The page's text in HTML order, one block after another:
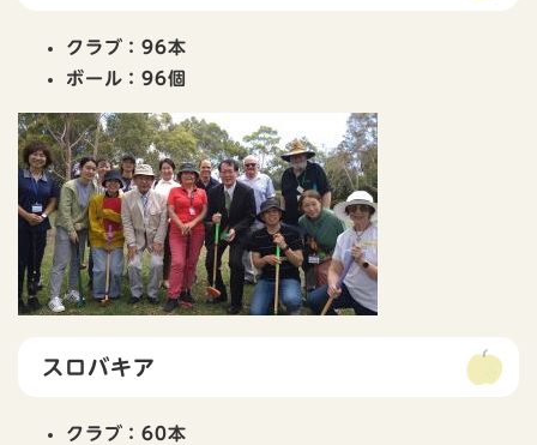
クラブ：96本
ボール：96個
スロバキア
クラブ：60本